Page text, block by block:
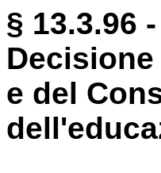
§ 13.3.96
e del